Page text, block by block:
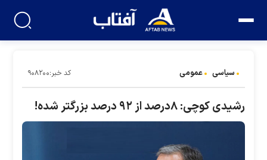
سیاسی عمومی کد خبر:۹۰۸۲۰۰
رشیدی کوچی: ۸درصد از ۹۲ درصد بزرگتر شده!